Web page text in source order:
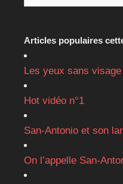
Articles populaires
Les yeux sans visage
Hot vidéo n°1
San-Antonio et son
On l’appelle San-